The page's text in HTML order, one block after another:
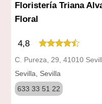
Floristería Triana
Floral
4,8
C. Pureza, 29, 41010
Sevilla, Sevilla
633 33 51 22